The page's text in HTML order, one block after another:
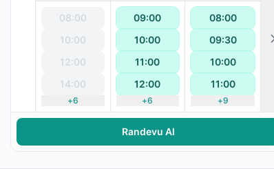
08:00
10:00
12:00
14:00
+6
09:00
10:00
11:00
12:00
+6
08:00
09:30
10:00
11:00
+9
Randevu Al